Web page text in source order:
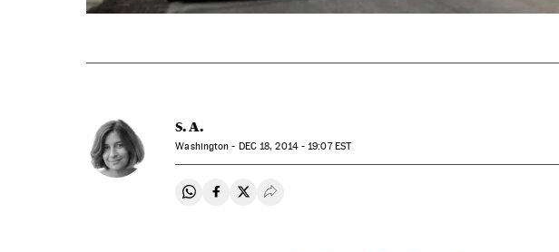
S. A.
Washington - DEC18, 2014 - 19:07EST
Compartir en Whatsapp
Compartir en Facebook
Compartir en Twitter
Desplegar Redes Sociales